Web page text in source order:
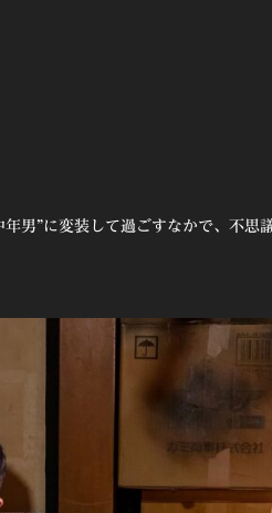
男”に変装して過ごすなかで、不思